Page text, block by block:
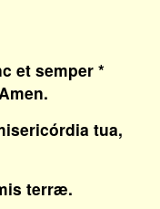
et semper *
tua,
terræ.